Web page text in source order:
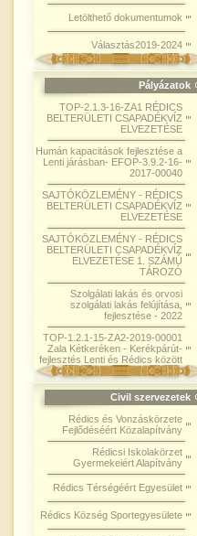
Letölthető dokumentumok
Választás2019-2024
Pályázatok
TOP-2.1.3-16-ZA1 RÉDICS
BELTERÜLETI CSAPADÉKVÍZ
ELVEZETÉSE
Humán kapacitások fejlesztése a
Lenti járásban- EFOP-3.9.2-16-
2017-00040
SAJTÓKÖZLEMÉNY - RÉDICS
BELTERÜLETI CSAPADÉKVÍZ
ELVEZETÉSE
SAJTÓKÖZLEMÉNY - RÉDICS
BELTERÜLETI CSAPADÉKVÍZ
ELVEZETÉSE 1. SZÁMÚ
TÁROZÓ
Szolgálati lakás és orvosi
szolgálati lakás felújítása,
fejlesztése - 2022
TOP-1.2.1-15-ZA2-2019-00001
Zala Kétkeréken - Kerékpárút-
fejlesztés Lenti és Rédics között
Civil szervezetek
Rédics és Vonzáskörzete
Fejlődéséért Közalapítvány
Rédicsi Iskolakörzet
Gyermekeiért Alapítvány
Rédics Térségéért Egyesület
Rédics Község Sportegyesülete